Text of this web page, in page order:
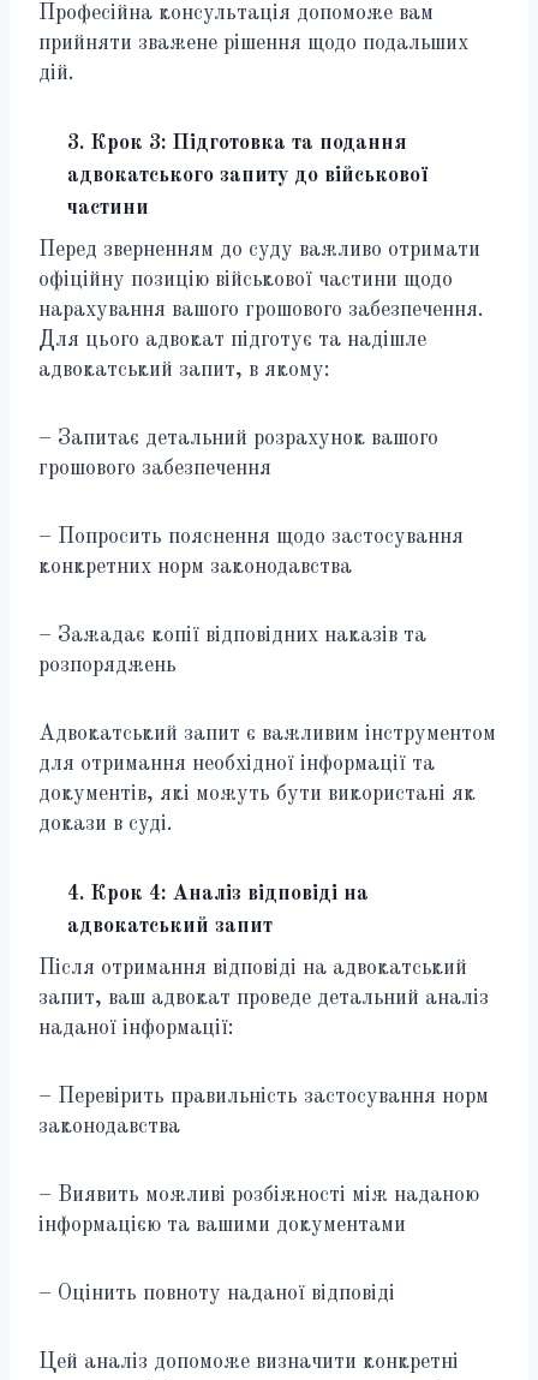
Професійна консультація допоможе вам
прийняти зважене рішення щодо подальших
дій.
3. Крок 3: Підготовка та подання
адвокатського запиту до військової
частини
Перед зверненням до суду важливо отримати
офіційну позицію військової частини щодо
нарахування вашого грошового забезпечення.
Для цього адвокат підготує та надішле
адвокатський запит, в якому:
– Запитає детальний розрахунок вашого
грошового забезпечення
– Попросить пояснення щодо застосування
конкретних норм законодавства
– Зажадає копії відповідних наказів та
розпоряджень
Адвокатський запит є важливим інструментом
для отримання необхідної інформації та
документів, які можуть бути використані як
докази в суді.
4. Крок 4: Аналіз відповіді на
адвокатський запит
Після отримання відповіді на адвокатський
запит, ваш адвокат проведе детальний аналіз
наданої інформації:
– Перевірить правильність застосування норм
законодавства
– Виявить можливі розбіжності між наданою
інформацією та вашими документами
– Оцінить повноту наданої відповіді
Цей аналіз допоможе визначити конкретні